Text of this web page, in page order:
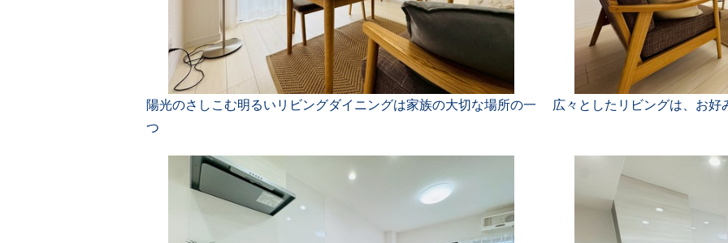
陽光のさしこむ明るいリビングダイニングは家族の大切な場所の一
つ
広々としたリビングは、お